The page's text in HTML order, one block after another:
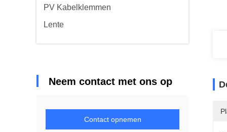
PV Kabelklemmen
Lente
Neem contact met ons op
Contact opnemen